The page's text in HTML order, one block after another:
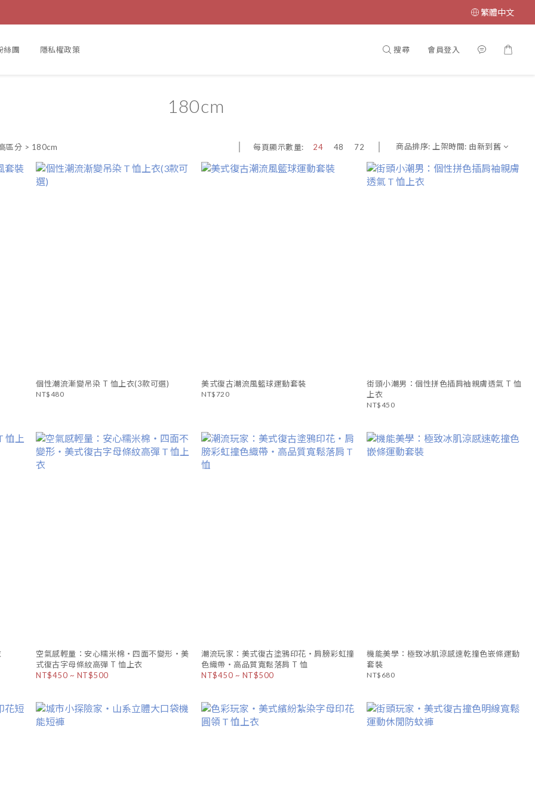
繁體中文
絲團 隱私權政策 搜尋 會員登入
180cm
區分 > 180cm 每頁顯示數量: 24 48 72 商品排序: 上架時間: 由新到舊
個性潮流漸變吊染 T 恤上衣(3款可選)
NT$480
美式復古潮流風籃球運動套裝
NT$720
街頭小潮男：個性拼色插肩袖親膚透氣 T 恤
上衣
NT$450
空氣感輕量：安心糯米棉・四面不變形・美
式復古字母條紋高彈 T 恤上衣
NT$450 ~ NT$500
潮流玩家：美式復古塗鴉印花・肩膀彩虹撞
色織帶・高品質寬鬆落肩 T 恤
NT$450 ~ NT$500
機能美學：極致冰肌涼感速乾撞色嵌條運動
套裝
NT$680